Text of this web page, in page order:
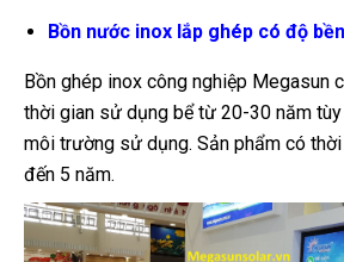
Bồn nước inox lắp ghép có độ
Bồn ghép inox công nghiệp Megasun
thời gian sử dụng bể từ 20-30 năm
môi trường sử dụng. Sản phẩm có
đến 5 năm.